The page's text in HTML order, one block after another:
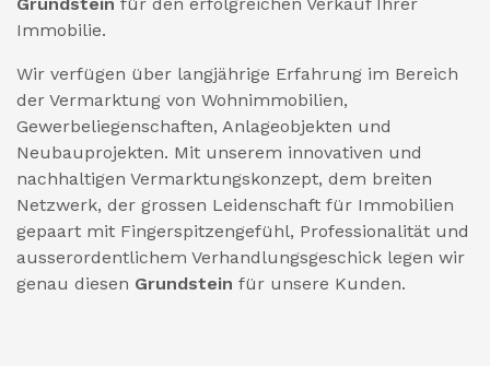
Immobilie.
Wir verfügen über langjährige Erfahrung im Bereich
der Vermarktung von Wohnimmobilien,
Gewerbeliegenschaften, Anlageobjekten und
Neubauprojekten. Mit unserem innovativen und
nachhaltigen Vermarktungskonzept, dem breiten
Netzwerk, der grossen Leidenschaft für Immobilien
gepaart mit Fingerspitzengefühl, Professionalität und
ausserordentlichem Verhandlungsgeschick legen wir
genau diesen Grundstein für unsere Kunden.